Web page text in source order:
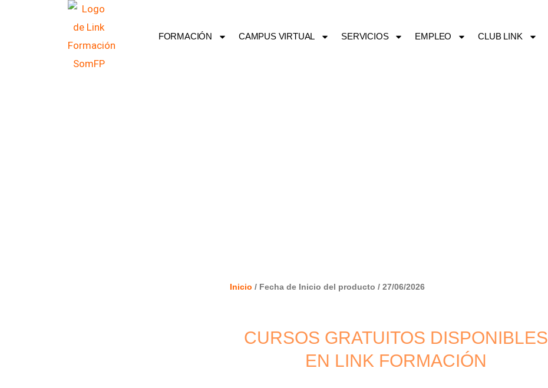
FORMACIÓN CAMPUS VIRTUAL SERVICIOS EMPLEO CLUB LINK
Inicio / Fecha de Inicio del producto / 27/06/2026
CURSOS GRATUITOS DISPONIBLES
EN LINK FORMACIÓN